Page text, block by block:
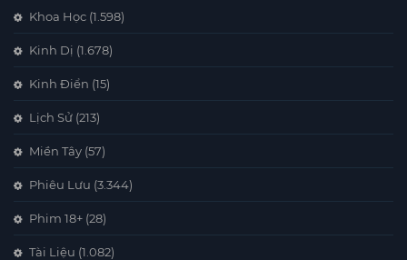
Khoa Học (1.598)
Kinh Dị (1.678)
Kinh Điển (15)
Lịch Sử (213)
Miền Tây (57)
Phiêu Lưu (3.344)
Phim 18+ (28)
Tài Liệu (1.082)